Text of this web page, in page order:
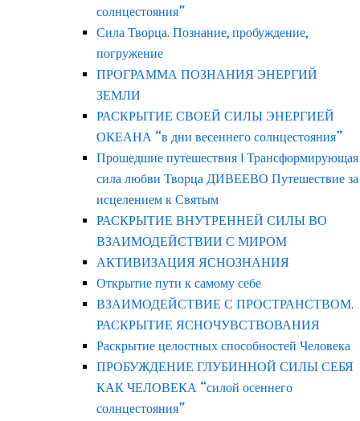
солнцестояния”
Сила Творца. Познание, пробуждение,
погружение
ПРОГРАММА ПОЗНАНИЯ ЭНЕРГИЙ
ЗЕМЛИ
РАСКРЫТИЕ СВОЕЙ СИЛЫ ЭНЕРГИЕЙ
ОКЕАНА “в дни весеннего солнцестояния”
Прошедшие путешествия | Трансформирующая
сила любви Творца ДИВЕЕВО Путешествие за
исцелением к Святым
РАСКРЫТИЕ ВНУТРЕННЕЙ СИЛЫ ВО
ВЗАИМОДЕЙСТВИИ С МИРОМ
АКТИВИЗАЦИЯ ЯСНОЗНАНИЯ
Открытие пути к самому себе
ВЗАИМОДЕЙСТВИЕ С ПРОСТРАНСТВОМ.
РАСКРЫТИЕ ЯСНОЧУВСТВОВАНИЯ
Раскрытие целостных способностей Человека
ПРОБУЖДЕНИЕ ГЛУБИННОЙ СИЛЫ СЕБЯ
КАК ЧЕЛОВЕКА “силой осеннего
солнцестояния”